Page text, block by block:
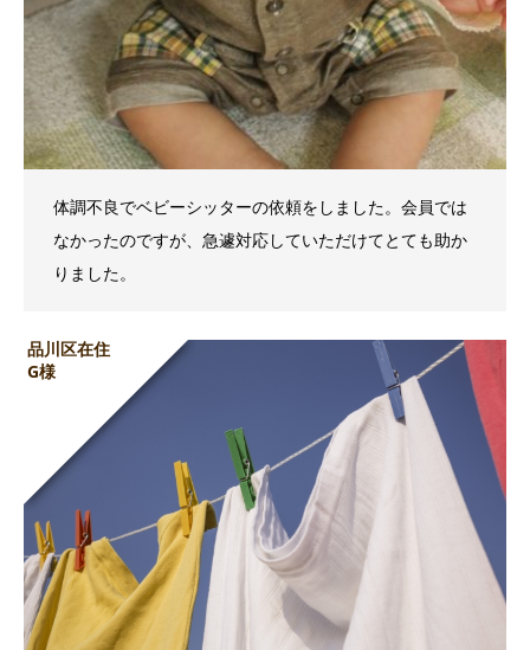
体調不良でベビーシッターの依頼をしました。会員では
なかったのですが、急遽対応していただけてとても助か
りました。
品川区在住
G様